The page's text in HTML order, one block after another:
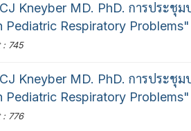
Kneyber MD. PhD. การประชุ
Pediatric Respiratory
745
Kneyber MD. PhD. การประชุ
Pediatric Respiratory
776